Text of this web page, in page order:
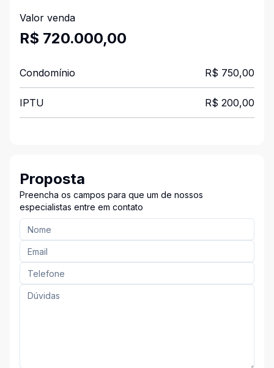
Valor venda
R$ 720.000,00
Condomínio R$ 750,00
IPTU R$ 200,00
Proposta
Preencha os campos para que um de nossos
especialistas entre em contato